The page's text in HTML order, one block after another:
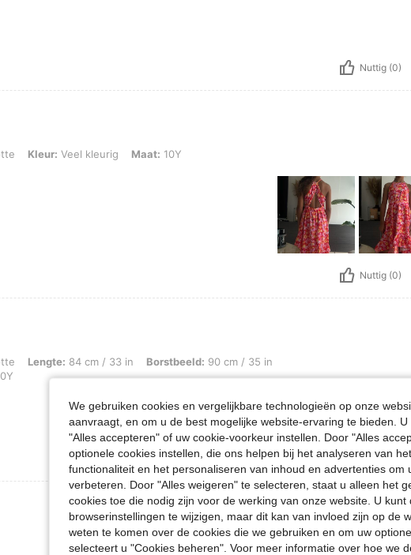
Nuttig (0)
Veel kleurig, Maat: 10Y
Kleur: Veel kleurig Maat: 10Y
Nuttig (0)
84 cm / 33 in, Borstbeeld: 90 cm / 35 in, Kleur: Veel kleurig, Maat: 10Y
Lengte: 84 cm / 33 in Borstbeeld: 90 cm / 35 in
Nuttig (0)
Meer Beoordelingen Bekijken
We gebruiken cookies en vergelijkbare technologieën op onze
aanvraagt, en om u de best mogelijke website-ervaring te bieden.
"Alles accepteren" of uw cookie-voorkeur instellen. Door "Alles
optionele cookies instellen, die ons helpen bij het analyseren van
functionaliteit en het personaliseren van inhoud en advertenties om
verbeteren. Door "Alles weigeren" te selecteren, staat u alleen het
cookies toe die nodig zijn voor de werking van onze website. U
browserinstellingen te wijzigen, maar dit kan van invloed zijn op de
weten te komen over de cookies die we gebruiken en om uw
selecteert u "Cookies beheren". Voor meer informatie over hoe we